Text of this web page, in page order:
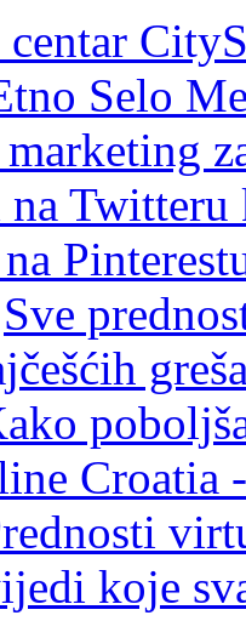
centar
Selo
na
Sve
Croatia
koje